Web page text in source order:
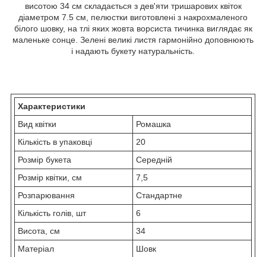
висотою 34 см складається з дев'яти тришарових квіток
діаметром 7.5 см, пелюстки виготовлені з накрохмаленого
білого шовку, на тлі яких жовта ворсиста тичинка виглядає як
маленьке сонце. Зелені великі листя гармонійно доповнюють
і надають букету натуральність.
Характеристики
Вид квітки
Ромашка
Кількість в упаковці
20
Розмір букета
Середній
Розмір квітки, см
7,5
Розпарювання
Стандартне
Кількість голів, шт
6
Висота, см
34
Матеріал
Шовк